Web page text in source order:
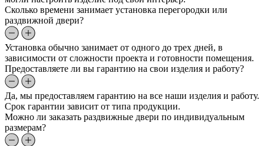
Сколько времени занимает установка перегородки или
раздвижной двери?
Установка обычно занимает от одного до трех дней, в
зависимости от сложности проекта и готовности помещения.
Предоставляете ли вы гарантию на свои изделия и работу?
Да, мы предоставляем гарантию на все наши изделия и работу.
Срок гарантии зависит от типа продукции.
Можно ли заказать раздвижные двери по индивидуальным
размерам?